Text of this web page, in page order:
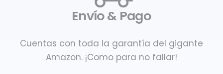
Envío & Pago
Cuentas con toda la garantía del gigante
Amazon. ¡Como para no fallar!